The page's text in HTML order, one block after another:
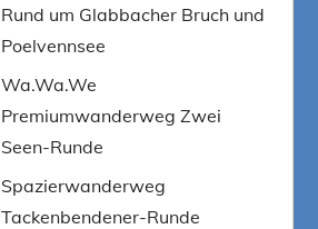
Rund um Glabbacher Bruch und
Poelvennsee
Wa.Wa.We
Premiumwanderweg Zwei
Seen-Runde
Spazierwanderweg
Tackenbendener-Runde